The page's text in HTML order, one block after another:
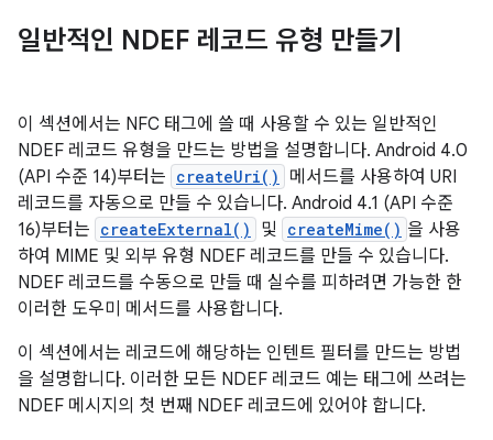
일반적인 NDEF 레코드 유형 만들기
이 섹션에서는 NFC 태그에 쓸 때 사용할 수 있는 일반적인
NDEF 레코드 유형을 만드는 방법을 설명합니다. Android 4.0
(API 수준 14)부터는 createUri()
메서드를 사용하여 URI
레코드를 자동으로 만들 수 있습니다. Android 4.1 (API 수준
16)부터는 createExternal() 및 createMime() 을 사용
하여 MIME 및 외부 유형 NDEF 레코드를 만들 수 있습니다.
NDEF 레코드를 수동으로 만들 때 실수를 피하려면 가능한 한
이러한 도우미 메서드를 사용합니다.
이 섹션에서는 레코드에 해당하는 인텐트 필터를 만드는 방법
을 설명합니다. 이러한 모든 NDEF 레코드 예는 태그에 쓰려는
NDEF 메시지의 첫 번째 NDEF 레코드에 있어야 합니다.